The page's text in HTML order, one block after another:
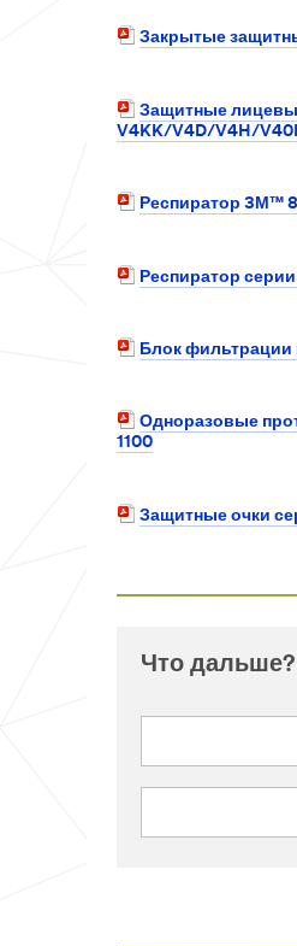
Закрытые
Защитные
V4KK/V4D/V4H/
Респиратор 3М™
Респиратор
Блок
Одноразовые
1100
Защитные очки
Что дальше?